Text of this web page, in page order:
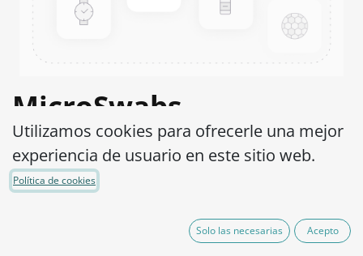
MicroSwabs
Enterococcus faecium
WDCM 00177-ATCC®
MSE0400002
Utilizamos cookies para ofrecerle una mejor
experiencia de usuario en este sitio web.
Política de cookies
Solo las necesarias Acepto